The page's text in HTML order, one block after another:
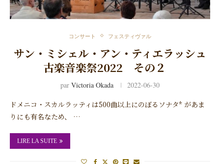
コンサート フェスティヴァル
サン・ミシェル・アン・ティエラッシュ
古楽音楽祭2022 その２
par Victoria Okada 2022-06-30
ドメニコ・スカルラッティは500曲以上にのぼるソナタ* があま
りにも有名なため、 …
LIRE LA SUITE